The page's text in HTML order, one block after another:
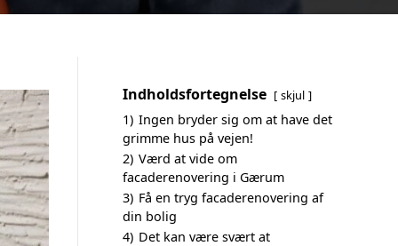
Indholdsfortegnelse skjul
1) Ingen bryder sig om at have det
grimme hus på vejen!
2) Værd at vide om
facaderenovering i Gærum
3) Få en tryg facaderenovering af
din bolig
4) Det kan være svært at